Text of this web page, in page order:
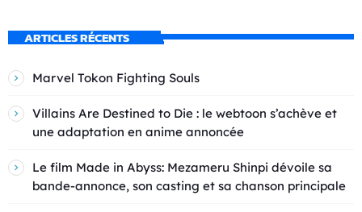
ARTICLES RÉCENTS
Marvel Tokon Fighting Souls
Villains Are Destined to Die : le webtoon s’achève et
une adaptation en anime annoncée
Le film Made in Abyss: Mezameru Shinpi dévoile sa
bande-annonce, son casting et sa chanson principale